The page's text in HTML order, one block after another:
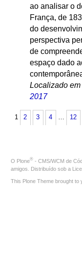
ao analisar o
França, de
do
perspectiva
de
espaço dado
Localizado em
2017
1 2 3 4 … 12
O Plone® - CMS/WCM de
amigos. Distribuído sob a
This Plone Theme brought to